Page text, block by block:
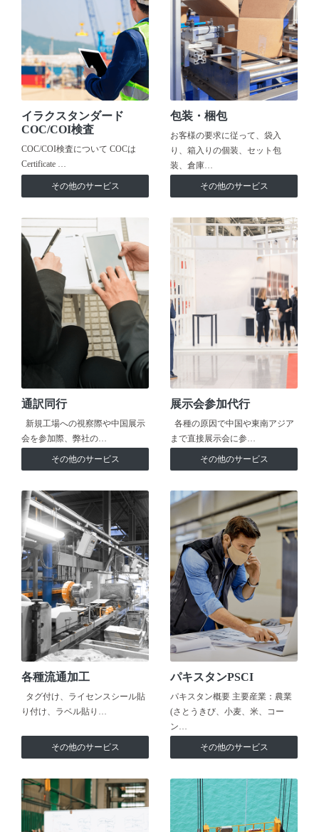
イラクスタンダード
COC/COI検査
COC/COI検査について COCは
Certificate …
その他のサービス
包装・梱包
お客様の要求に従って、袋入
り、箱入りの個装、セット包
装、倉庫…
その他のサービス
通訳同行
新規工場への視察際や中国展示
会を参加際、弊社の…
その他のサービス
展示会参加代行
各種の原因で中国や東南アジア
まで直接展示会に参…
その他のサービス
各種流通加工
タグ付け、ライセンスシール貼
り付け、ラベル貼り…
その他のサービス
パキスタンPSCI
パキスタン概要 主要産業：農業
(さとうきび、小麦、米、コー
ン…
その他のサービス